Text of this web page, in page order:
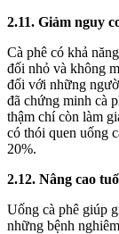
2.11. Giảm nguy
Cà phê có khả
đối nhỏ và không
đối với những
đã chứng minh cà
thậm chí còn làm
có thói quen uống
20%.
2.12. Nâng cao
Uống cà phê giúp
những bệnh